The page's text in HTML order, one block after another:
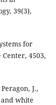
39(3),
for
4503,
J.,
and white